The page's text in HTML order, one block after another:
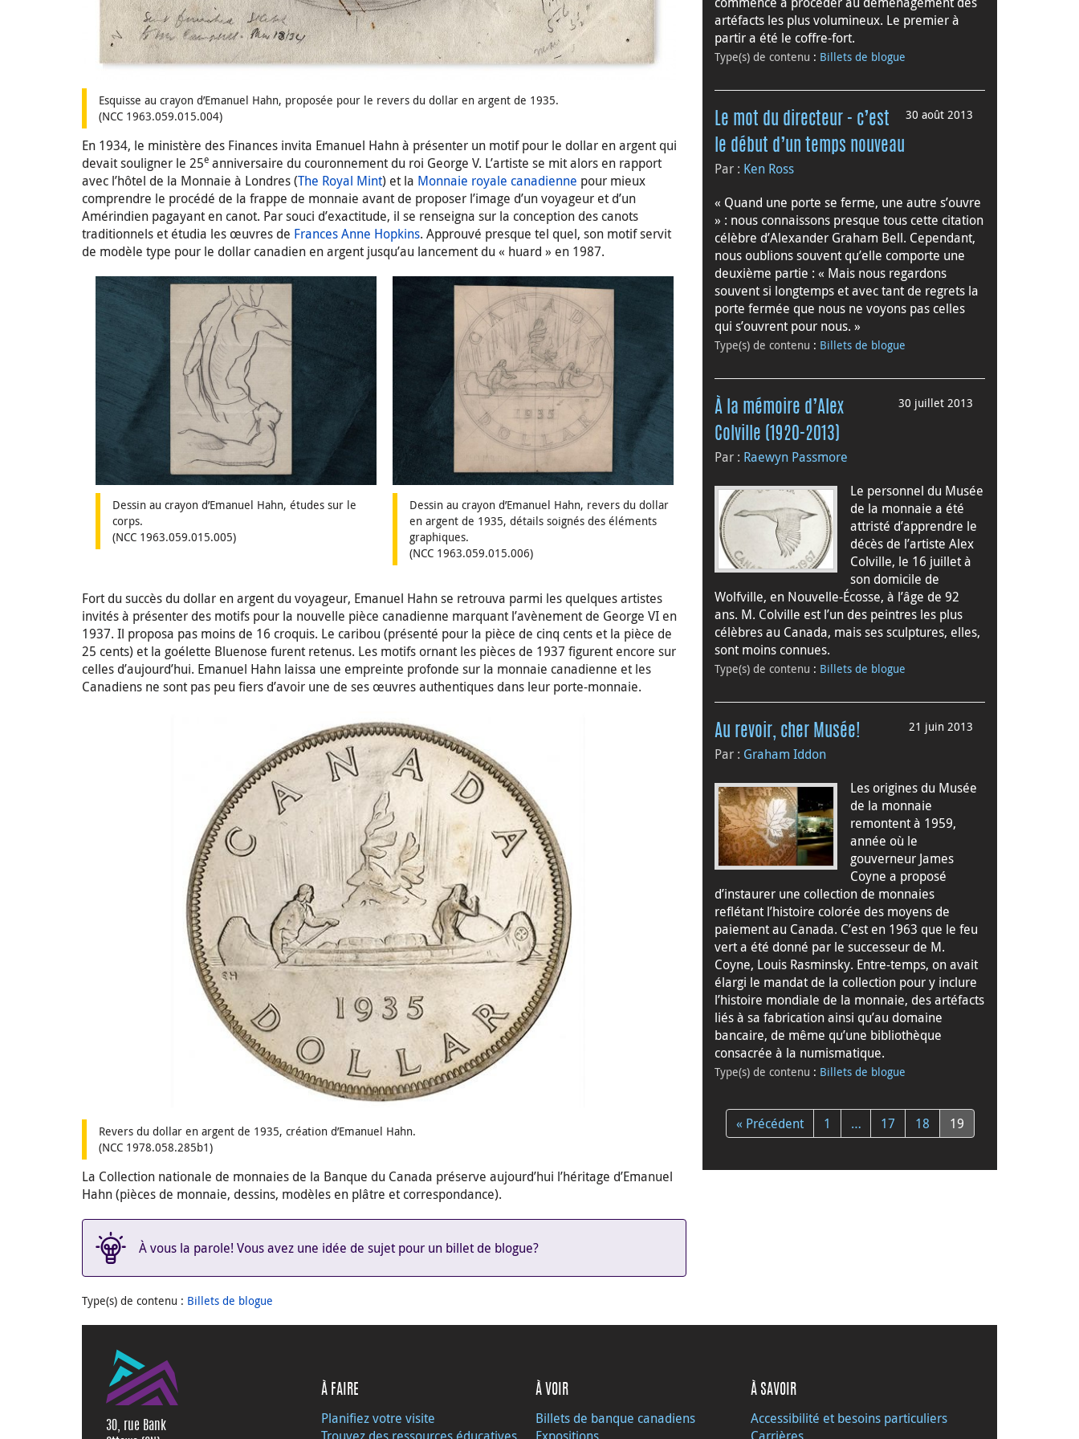
Esquisse au crayon d’Emanuel Hahn, proposée pour le revers du dollar en argent de 1935.
(NCC 1963.059.015.004)
En 1934, le ministère des Finances invita Emanuel Hahn à présenter un motif pour le dollar en argent qui
devait souligner le 25e anniversaire du couronnement du roi George V. L’artiste se mit alors en rapport
avec l’hôtel de la Monnaie à Londres (The Royal Mint) et la Monnaie royale canadienne pour mieux
comprendre le procédé de la frappe de monnaie avant de proposer l’image d’un voyageur et d’un
Amérindien pagayant en canot. Par souci d’exactitude, il se renseigna sur la conception des canots
traditionnels et étudia les œuvres de Frances Anne Hopkins. Approuvé presque tel quel, son motif servit
de modèle type pour le dollar canadien en argent jusqu’au lancement du « huard » en 1987.
Dessin au crayon d’Emanuel Hahn, études sur le
corps.
(NCC 1963.059.015.005)
Dessin au crayon d’Emanuel Hahn, revers du dollar
en argent de 1935, détails soignés des éléments
graphiques.
(NCC 1963.059.015.006)
Fort du succès du dollar en argent du voyageur, Emanuel Hahn se retrouva parmi les quelques artistes
invités à présenter des motifs pour la nouvelle pièce canadienne marquant l’avènement de George VI en
1937. Il proposa pas moins de 16 croquis. Le caribou (présenté pour la pièce de cinq cents et la pièce de
25 cents) et la goélette Bluenose furent retenus. Les motifs ornant les pièces de 1937 figurent encore sur
celles d’aujourd’hui. Emanuel Hahn laissa une empreinte profonde sur la monnaie canadienne et les
Canadiens ne sont pas peu fiers d’avoir une de ses œuvres authentiques dans leur porte-monnaie.
Revers du dollar en argent de 1935, création d’Emanuel Hahn.
(NCC 1978.058.285b1)
La Collection nationale de monnaies de la Banque du Canada préserve aujourd’hui l’héritage d’Emanuel
Hahn (pièces de monnaie, dessins, modèles en plâtre et correspondance).
À vous la parole! Vous avez une idée de sujet pour un billet de blogue?
Type(s) de contenu : Billets de blogue
artéfacts les plus volumineux. Le premier à
partir a été le coffre-fort.
Type(s) de contenu : Billets de blogue
30 août 2013
Le mot du directeur - c’est
le début d’un temps nouveau
Par : Ken Ross
« Quand une porte se ferme, une autre s’ouvre
» : nous connaissons presque tous cette citation
célèbre d’Alexander Graham Bell. Cependant,
nous oublions souvent qu’elle comporte une
deuxième partie : « Mais nous regardons
souvent si longtemps et avec tant de regrets la
porte fermée que nous ne voyons pas celles
qui s’ouvrent pour nous. »
Type(s) de contenu : Billets de blogue
30 juillet 2013
À la mémoire d’Alex
Colville (1920-2013)
Par : Raewyn Passmore
Le personnel du Musée
de la monnaie a été
attristé d’apprendre le
décès de l’artiste Alex
Colville, le 16 juillet à
son domicile de
Wolfville, en Nouvelle-Écosse, à l’âge de 92
ans. M. Colville est l’un des peintres les plus
célèbres au Canada, mais ses sculptures, elles,
sont moins connues.
Type(s) de contenu : Billets de blogue
21 juin 2013
Au revoir, cher Musée!
Par : Graham Iddon
Les origines du Musée
de la monnaie
remontent à 1959,
année où le
gouverneur James
Coyne a proposé
d’instaurer une collection de monnaies
reflétant l’histoire colorée des moyens de
paiement au Canada. C’est en 1963 que le feu
vert a été donné par le successeur de M.
Coyne, Louis Rasminsky. Entre-temps, on avait
élargi le mandat de la collection pour y inclure
l’histoire mondiale de la monnaie, des artéfacts
liés à sa fabrication ainsi qu’au domaine
bancaire, de même qu’une bibliothèque
consacrée à la numismatique.
Type(s) de contenu : Billets de blogue
« Précédent 1 … 17 18 19
30, rue Bank
À FAIRE
Planifiez votre visite
À VOIR
Billets de banque canadiens
À SAVOIR
Accessibilité et besoins particuliers